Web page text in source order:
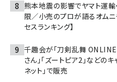
熊本地震の影響でヤマト運
限／小売のプロが語るオムニ
セスランキング】
千趣会が「刀剣乱舞 ONLINE
さん」「ズートピア2」などの
ネット」で販売